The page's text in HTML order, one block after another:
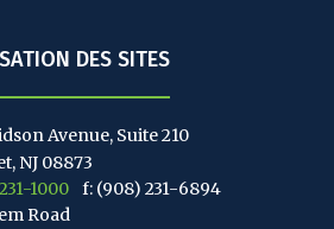
DES SITES
Avenue, Suite 210
NJ 08873
1000
f: (908) 231-6894
Road